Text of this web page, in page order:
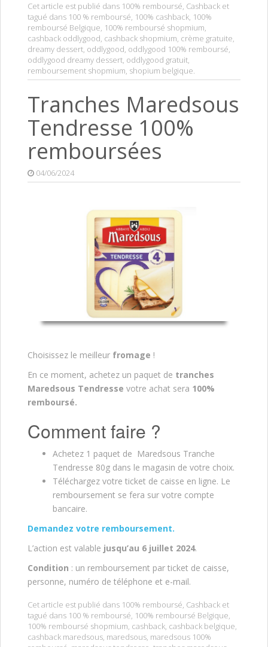
Cet article est publié dans 100% remboursé, Cashback et
tagué dans 100 % remboursé, 100% cashback, 100%
remboursé Belgique, 100% remboursé shopmium,
cashback oddlygood, cashback shopmium, crème gratuite,
dreamy dessert, oddlygood, oddlygood 100% remboursé,
oddlygood dreamy dessert, oddlygood gratuit,
remboursement shopmium, shopium belgique.
Tranches Maredsous
Tendresse 100%
remboursées
04/06/2024
Choisissez le meilleur fromage !
En ce moment, achetez un paquet de tranches
Maredsous Tendresse votre achat sera 100%
remboursé.
Comment faire ?
Achetez 1 paquet de Maredsous Tranche
Tendresse 80g dans le magasin de votre choix.
Téléchargez votre ticket de caisse en ligne. Le
remboursement se fera sur votre compte
bancaire.
Demandez votre remboursement.
L’action est valable jusqu’au 6 juillet 2024.
Condition : un remboursement par ticket de caisse,
personne, numéro de téléphone et e-mail.
Cet article est publié dans 100% remboursé Cashback et
tagué dans 100 % remboursé 100% remboursé Belgique
100% remboursé shopmium cashback cashback belgique
cashback maredsous maredsous maredsous 100%